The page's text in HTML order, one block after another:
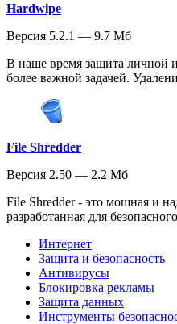
Hardwipe
Версия 5.2.1 — 9.7 Мб
В наше время защита личной
более важной задачей.
File Shredder
Версия 2.50 — 2.2 Мб
File Shredder - это мощная и
разработанная для
Интернет
Защита и безопасность
Антивирусы
Блокировка рекламы
Защита данных
Инструменты